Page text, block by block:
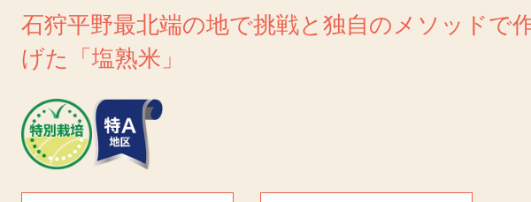
石狩平野最北端の地で挑戦と独自のメソッドで
げた「塩熟米」